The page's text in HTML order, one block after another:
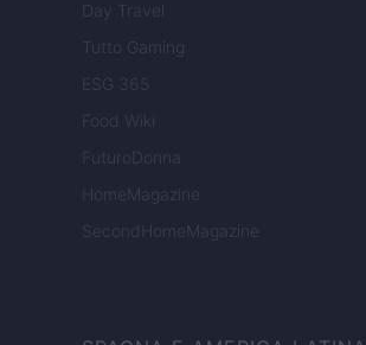
Day Travel
Tutto Gaming
ESG 365
Food Wiki
FuturoDonna
HomeMagazine
SecondHomeMagazine